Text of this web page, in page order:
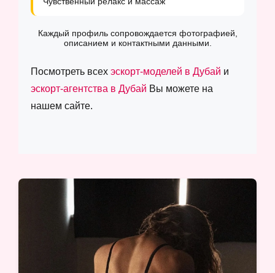
Каждый профиль сопровождается фотографией,
описанием и контактными данными.
Посмотреть всех эскорт-моделей в Дубай и
эскорт-агентства в Дубай Вы можете на
нашем сайте.